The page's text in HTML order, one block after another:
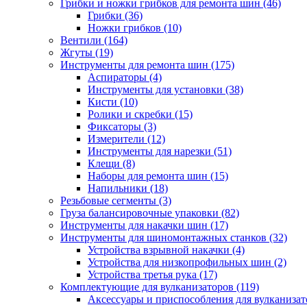
Грибки и ножки грибков для ремонта шин (46)
Грибки (36)
Ножки грибков (10)
Вентили (164)
Жгуты (19)
Инструменты для ремонта шин (175)
Аспираторы (4)
Инструменты для установки (38)
Кисти (10)
Ролики и скребки (15)
Фиксаторы (3)
Измерители (12)
Инструменты для нарезки (51)
Клещи (8)
Наборы для ремонта шин (15)
Напильники (18)
Резьбовые сегменты (3)
Груза балансировочные упаковки (82)
Инструменты для накачки шин (17)
Инструменты для шиномонтажных станков (32)
Устройства взрывной накачки (4)
Устройства для низкопрофильных шин (2)
Устройства третья рука (17)
Комплектующие для вулканизаторов (119)
Аксессуары и приспособления для